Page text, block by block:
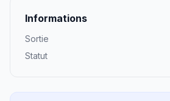
Informations
Sortie
Statut